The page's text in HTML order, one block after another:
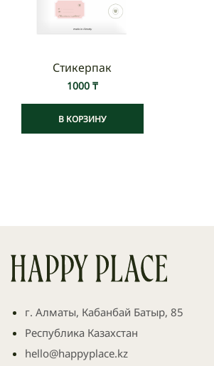
Стикерпак
1000 ₸
В КОРЗИНУ
г. Алматы, Кабанбай Батыр, 85
Республика Казахстан
hello@happyplace.kz